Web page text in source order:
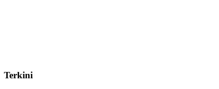
Terkini